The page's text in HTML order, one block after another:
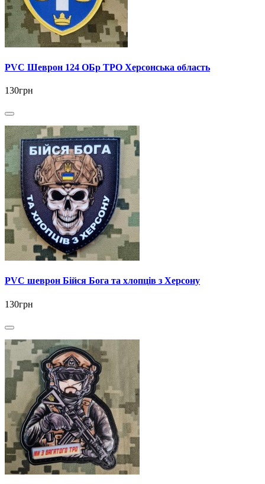
PVC Шеврон 124 ОБр ТРО Херсонська область
130грн
PVC шеврон Бійся Бога та хлопців з Херсону
130грн